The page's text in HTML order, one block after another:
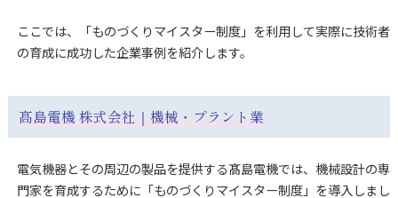
ここでは、「ものづくりマイスター制度」を利用して実際に技術者
の育成に成功した企業事例を紹介します。
髙島電機 株式会社｜機械・プラント業
電気機器とその周辺の製品を提供する髙島電機では、機械設計の専
門家を育成するために「ものづくりマイスター制度」を導入しまし